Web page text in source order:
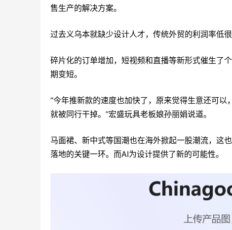
售生产的解决方案。
过去义乌本就缺少设计人才，传统外贸的利润率低
碎片化的订单增加，短视频和直播等新形式催生了
期变短。
“今年推新款的速度也加快了，原来觉得生意还可
就被同行干掉。”宏盛玩具老板娘孙丽娟说道。
马面裙、新中式等国潮也在海外掀起一股潮流，这
落地的关键一环。而AI为设计提供了新的可能性。